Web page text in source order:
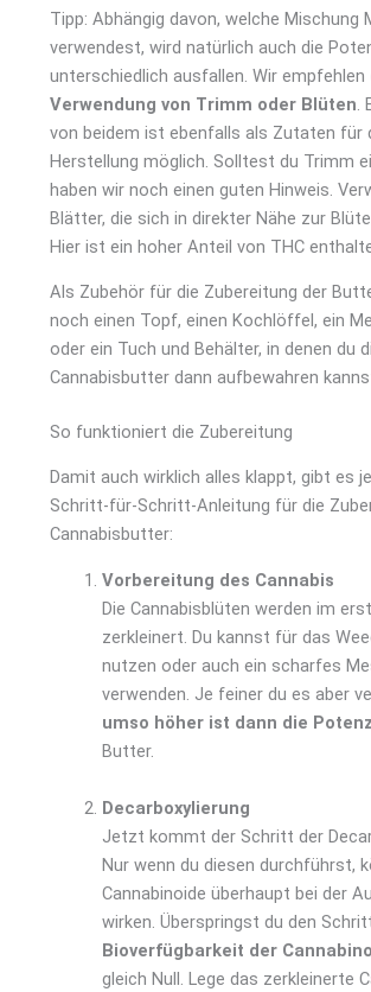
Tipp: Abhängig davon, welche Mischung
verwendest, wird natürlich auch die
unterschiedlich ausfallen. Wir empfehlen
Verwendung von Trimm oder Blüten.
von beidem ist ebenfalls als Zutaten für
Herstellung möglich. Solltest du Trimm
haben wir noch einen guten Hinweis.
Blätter, die sich in direkter Nähe zur
Hier ist ein hoher Anteil von THC
Als Zubehör für die Zubereitung der
noch einen Topf, einen Kochlöffel, ein
oder ein Tuch und Behälter, in denen du
Cannabisbutter dann aufbewahren
So funktioniert die Zubereitung
Damit auch wirklich alles klappt, gibt es
Schritt-für-Schritt-Anleitung für die
Cannabisbutter:
Vorbereitung des Cannabis
Die Cannabisblüten werden im
zerkleinert. Du kannst für das
nutzen oder auch ein scharfes
verwenden. Je feiner du es aber
umso höher ist dann die Potenz
Butter.
Decarboxylierung
Jetzt kommt der Schritt der
Nur wenn du diesen durchführst,
Cannabinoide überhaupt bei der
wirken. Überspringst du den
Bioverfügbarkeit der
gleich Null. Lege das zerkleinerte